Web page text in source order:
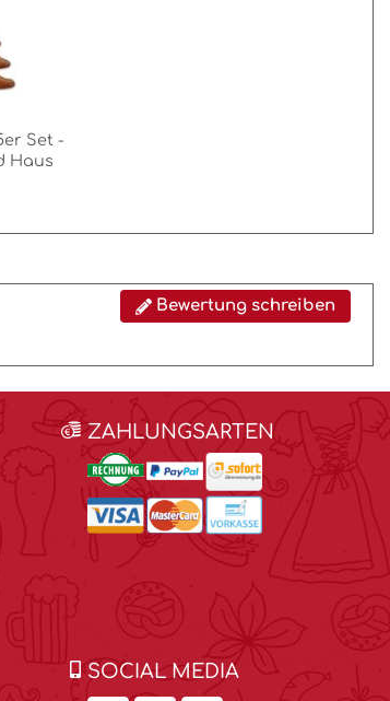
Set -
Haus
Bewertung schreiben
ZAHLUNGSARTEN
SOCIAL MEDIA